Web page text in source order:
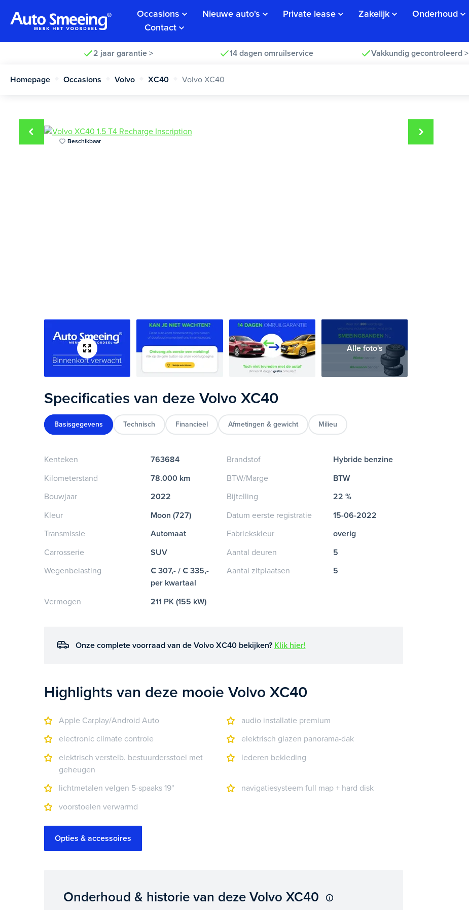
Occasions Nieuwe auto's Private lease Zakelijk Onderhoud
Contact
2 jaar garantie > 14 dagen omruilservice Vakkundig gecontroleerd >
Homepage Occasions Volvo XC40 Volvo XC40
Beschikbaar
Alle foto's
Specificaties van deze Volvo XC40
Basisgegevens Technisch Financieel Afmetingen & gewicht Milieu
Kenteken
763684
Kilometerstand
78.000 km
Bouwjaar
2022
Kleur
Moon (727)
Transmissie
Automaat
Carrosserie
SUV
Wegenbelasting
€ 307,- / € 335,-
per kwartaal
Vermogen
211 PK (155 kW)
Brandstof
Hybride benzine
BTW/Marge
BTW
Bijtelling
22 %
Datum eerste registratie
15-06-2022
Fabriekskleur
overig
Aantal deuren
5
Aantal zitplaatsen
5
Onze complete voorraad van de Volvo XC40 bekijken? Klik hier!
Highlights van deze mooie Volvo XC40
Apple Carplay/Android Auto
audio installatie premium
electronic climate controle
elektrisch glazen panorama-dak
elektrisch verstelb. bestuurdersstoel met
geheugen
lederen bekleding
lichtmetalen velgen 5-spaaks 19"
navigatiesysteem full map + hard disk
voorstoelen verwarmd
Opties & accessoires
Onderhoud & historie van deze Volvo XC40